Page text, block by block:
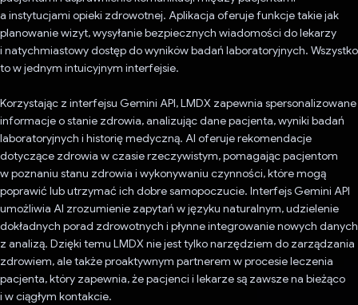
a instytucjami opieki zdrowotnej. Aplikacja oferuje funkcje takie jak
planowanie wizyt, wysyłanie bezpiecznych wiadomości do lekarzy
i natychmiastowy dostęp do wyników badań laboratoryjnych. Wszystko
to w jednym intuicyjnym interfejsie.
Korzystając z interfejsu Gemini API, LMDX zapewnia spersonalizowane
informacje o stanie zdrowia, analizując dane pacjenta, wyniki badań
laboratoryjnych i historię medyczną. AI oferuje rekomendacje
dotyczące zdrowia w czasie rzeczywistym, pomagając pacjentom
w poznaniu stanu zdrowia i wykonywaniu czynności, które mogą
poprawić lub utrzymać ich dobre samopoczucie. Interfejs Gemini API
umożliwia AI zrozumienie zapytań w języku naturalnym, udzielenie
dokładnych porad zdrowotnych i płynne integrowanie nowych danych
z analizą. Dzięki temu LMDX nie jest tylko narzędziem do zarządzania
zdrowiem, ale także proaktywnym partnerem w procesie leczenia
pacjenta, który zapewnia, że pacjenci i lekarze są zawsze na bieżąco
i w ciągłym kontakcie.